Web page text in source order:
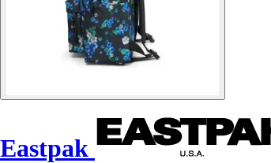
Eastpak